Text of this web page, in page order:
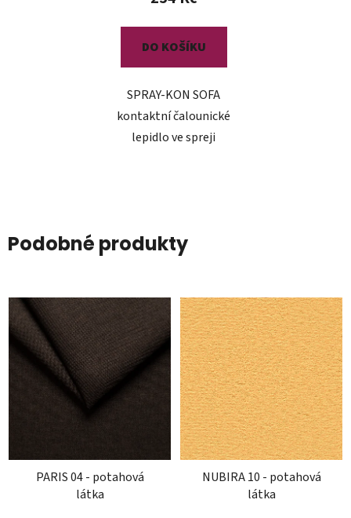
DO KOŠÍKU
SPRAY-KON SOFA
kontaktní čalounické
lepidlo ve spreji
Podobné produkty
PARIS 04 - potahová
látka
NUBIRA 10 - potahová
látka